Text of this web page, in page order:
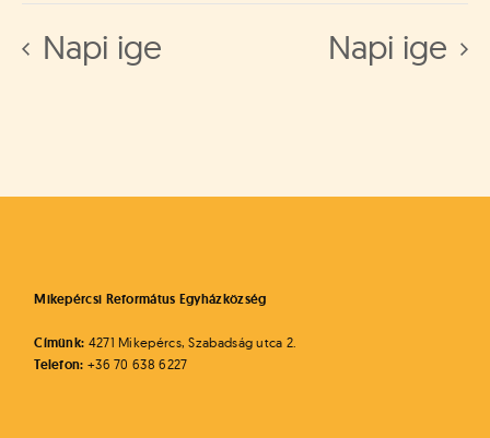
Napi ige Napi ige
Mikepércsi Református Egyházközség
Címünk: 4271 Mikepércs, Szabadság utca 2.
Telefon: +36 70 638 6227